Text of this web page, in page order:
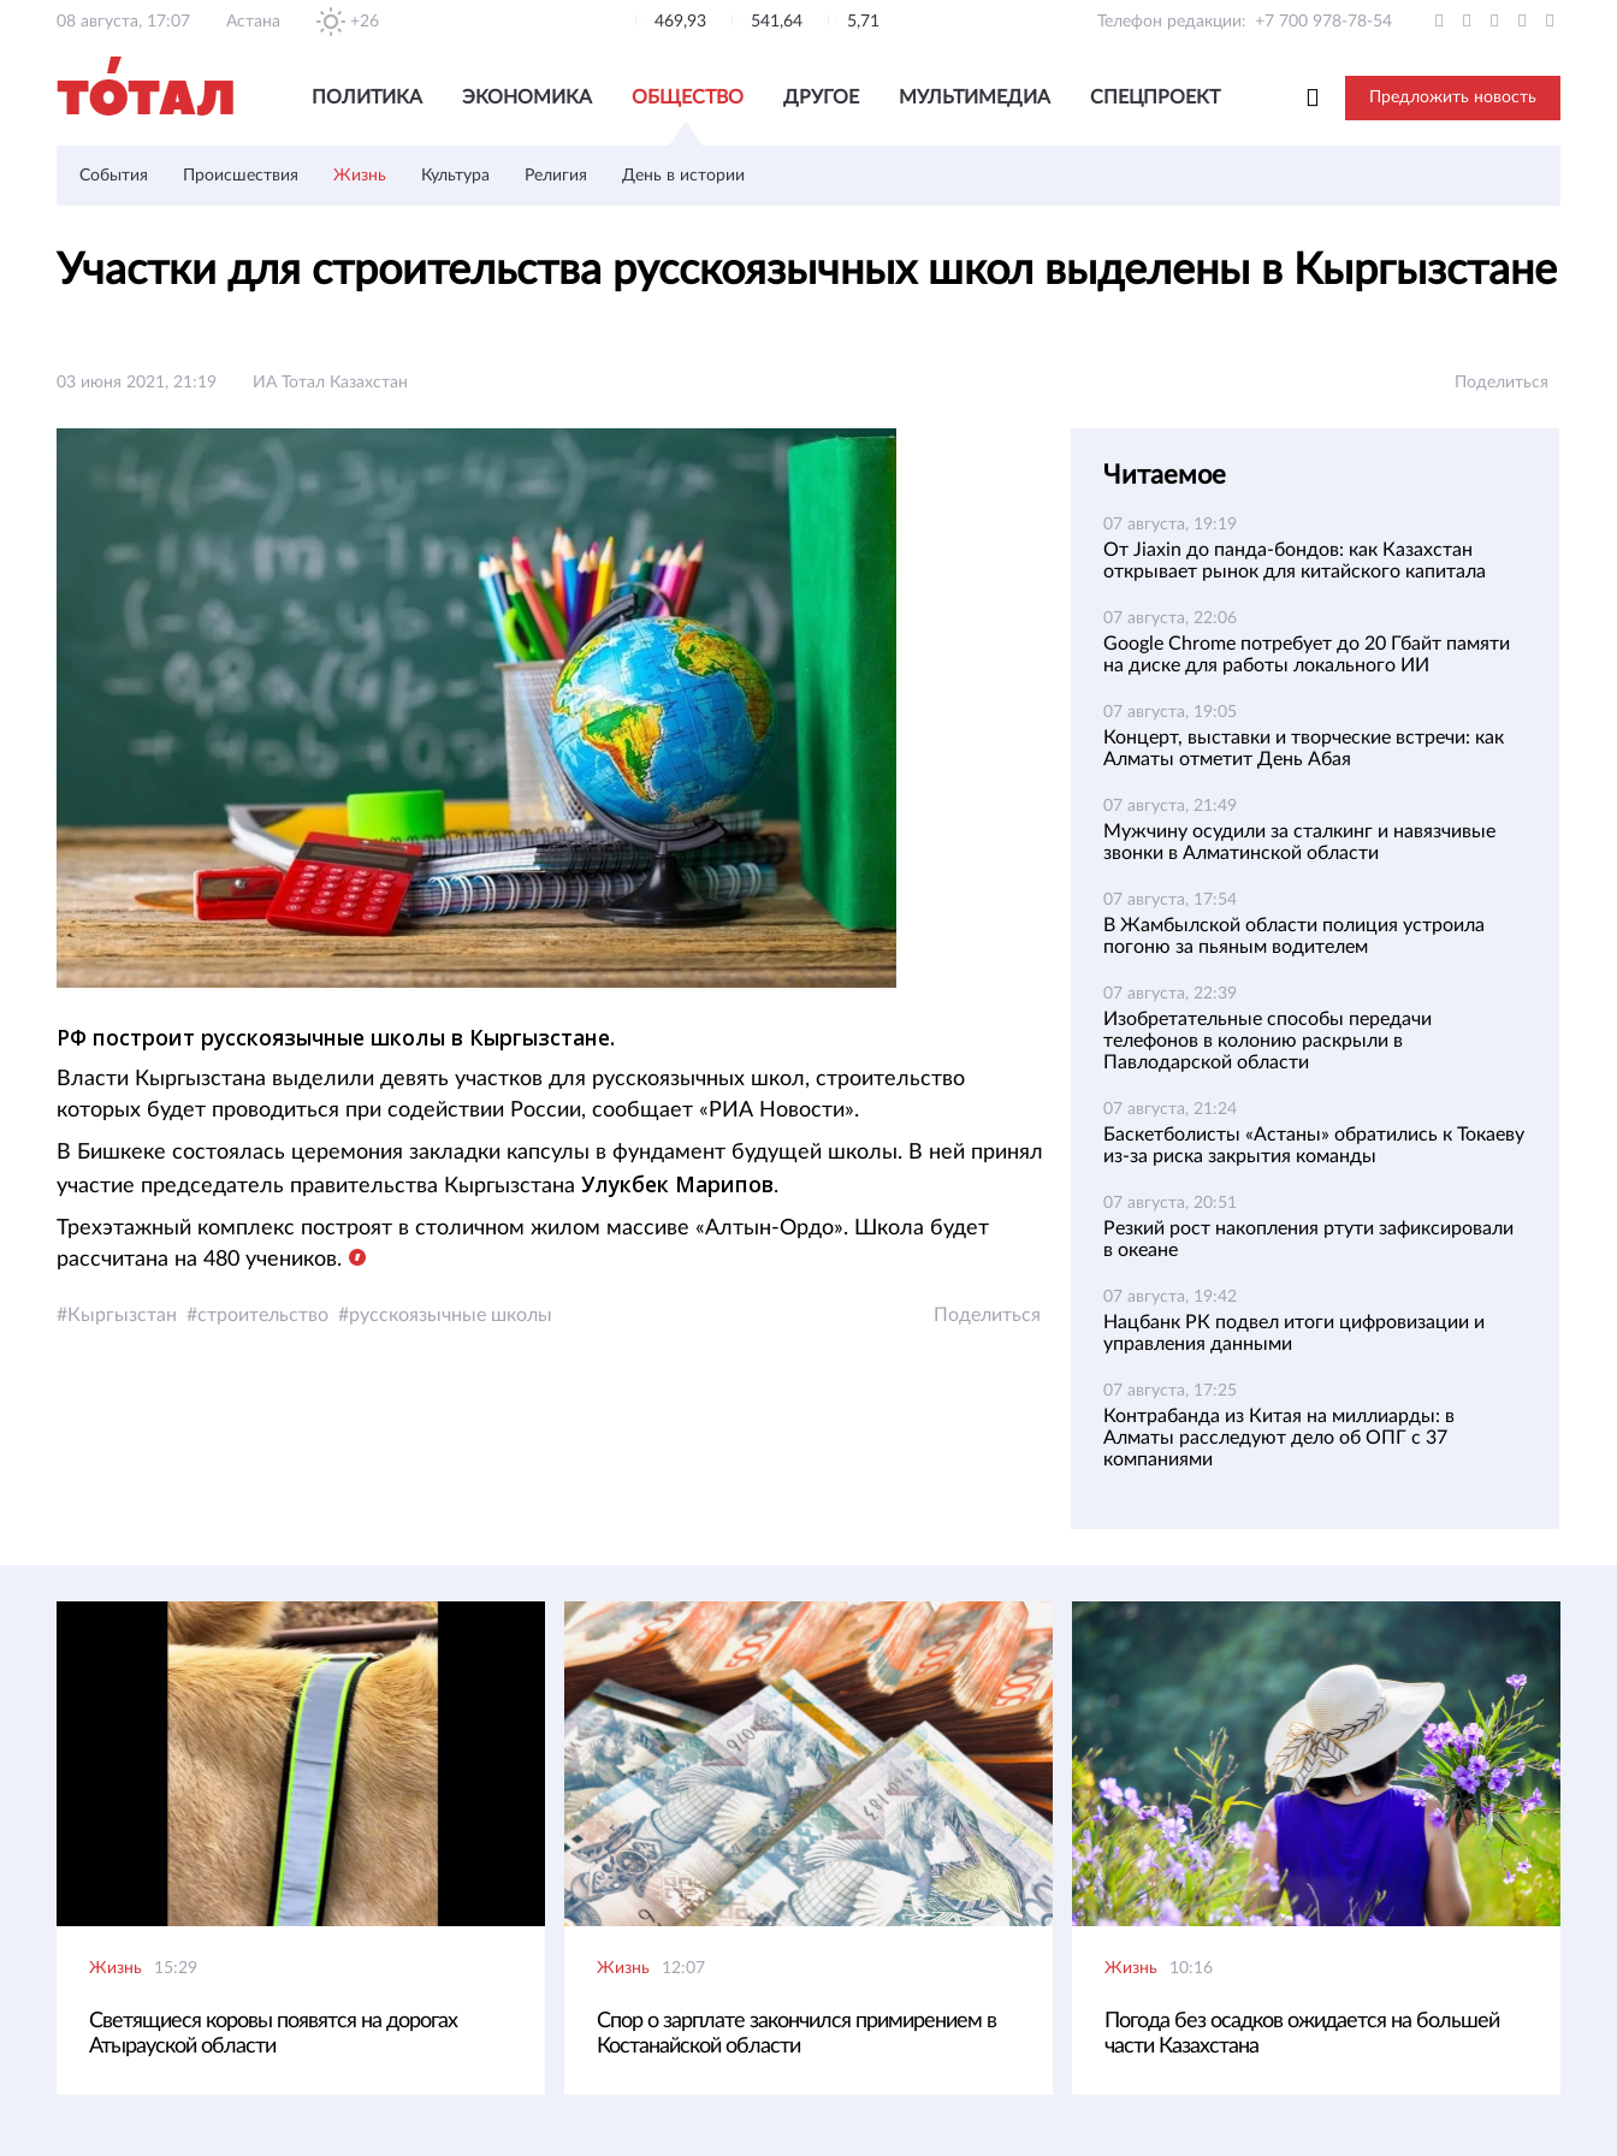
08 августа, 17:07 Астана +26 469,93 541,64 5,71 Телефон редакции: +7 700 978-78-54
ПОЛИТИКА ЭКОНОМИКА ОБЩЕСТВО ДРУГОЕ МУЛЬТИМЕДИА СПЕЦПРОЕКТ Предложить новость
События Происшествия Жизнь Культура Религия День в истории
Участки для строительства русскоязычных школ выделены в Кыргызстане
03 июня 2021, 21:19 ИА Тотал Казахстан Поделиться
РФ построит русскоязычные школы в Кыргызстане.
Власти Кыргызстана выделили девять участков для русскоязычных школ, строительство
которых будет проводиться при содействии России, сообщает «РИА Новости».
В Бишкеке состоялась церемония закладки капсулы в фундамент будущей школы. В ней принял
участие председатель правительства Кыргызстана Улукбек Марипов.
Трехэтажный комплекс построят в столичном жилом массиве «Алтын-Ордо». Школа будет
рассчитана на 480 учеников.
Кыргызстан строительство русскоязычные школы Поделиться
Читаемое
07 августа, 19:19
От Jiaxin до панда-бондов: как Казахстан
открывает рынок для китайского капитала
07 августа, 22:06
Google Chrome потребует до 20 Гбайт памяти
на диске для работы локального ИИ
07 августа, 19:05
Концерт, выставки и творческие встречи: как
Алматы отметит День Абая
07 августа, 21:49
Мужчину осудили за сталкинг и навязчивые
звонки в Алматинской области
07 августа, 17:54
В Жамбылской области полиция устроила
погоню за пьяным водителем
07 августа, 22:39
Изобретательные способы передачи
телефонов в колонию раскрыли в
Павлодарской области
07 августа, 21:24
Баскетболисты «Астаны» обратились к Токаеву
из-за риска закрытия команды
07 августа, 20:51
Резкий рост накопления ртути зафиксировали
в океане
07 августа, 19:42
Нацбанк РК подвел итоги цифровизации и
управления данными
07 августа, 17:25
Контрабанда из Китая на миллиарды: в
Алматы расследуют дело об ОПГ с 37
компаниями
Жизнь 15:29
Светящиеся коровы появятся на дорогах
Атырауской области
Жизнь 12:07
Спор о зарплате закончился примирением в
Костанайской области
Жизнь 10:16
Погода без осадков ожидается на большей
части Казахстана